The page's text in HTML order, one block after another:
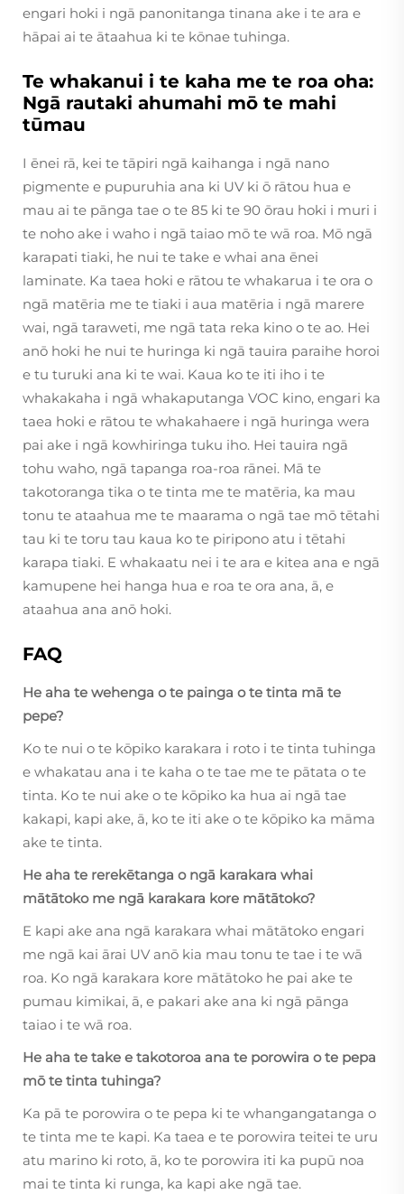
engari hoki i ngā panonitanga tinana ake i te ara e
hāpai ai te ātaahua ki te kōnae tuhinga.
Te whakanui i te kaha me te roa oha:
Ngā rautaki ahumahi mō te mahi
tūmau
I ēnei rā, kei te tāpiri ngā kaihanga i ngā nano
pigmente e pupuruhia ana ki UV ki ō rātou hua e
mau ai te pānga tae o te 85 ki te 90 ōrau hoki i muri i
te noho ake i waho i ngā taiao mō te wā roa. Mō ngā
karapati tiaki, he nui te take e whai ana ēnei
laminate. Ka taea hoki e rātou te whakarua i te ora o
ngā matēria me te tiaki i aua matēria i ngā marere
wai, ngā taraweti, me ngā tata reka kino o te ao. Hei
anō hoki he nui te huringa ki ngā tauira paraihe horoi
e tu turuki ana ki te wai. Kaua ko te iti iho i te
whakakaha i ngā whakaputanga VOC kino, engari ka
taea hoki e rātou te whakahaere i ngā huringa wera
pai ake i ngā kowhiringa tuku iho. Hei tauira ngā
tohu waho, ngā tapanga roa-roa rānei. Mā te
takotoranga tika o te tinta me te matēria, ka mau
tonu te ataahua me te maarama o ngā tae mō tētahi
tau ki te toru tau kaua ko te piripono atu i tētahi
karapa tiaki. E whakaatu nei i te ara e kitea ana e ngā
kamupene hei hanga hua e roa te ora ana, ā, e
ataahua ana anō hoki.
FAQ
He aha te wehenga o te painga o te tinta mā te
pepe?
Ko te nui o te kōpiko karakara i roto i te tinta tuhinga
e whakatau ana i te kaha o te tae me te pātata o te
tinta. Ko te nui ake o te kōpiko ka hua ai ngā tae
kakapi, kapi ake, ā, ko te iti ake o te kōpiko ka māma
ake te tinta.
He aha te rerekētanga o ngā karakara whai
mātātoko me ngā karakara kore mātātoko?
E kapi ake ana ngā karakara whai mātātoko engari
me ngā kai ārai UV anō kia mau tonu te tae i te wā
roa. Ko ngā karakara kore mātātoko he pai ake te
pumau kimikai, ā, e pakari ake ana ki ngā pānga
taiao i te wā roa.
He aha te take e takotoroa ana te porowira o te pepa
mō te tinta tuhinga?
Ka pā te porowira o te pepa ki te whangangatanga o
te tinta me te kapi. Ka taea e te porowira teitei te uru
atu marino ki roto, ā, ko te porowira iti ka pupū noa
mai te tinta ki runga, ka kapi ake ngā tae.